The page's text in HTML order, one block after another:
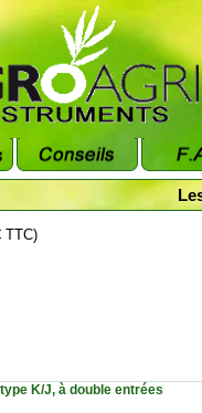
TTC)
K/J, à double entrées